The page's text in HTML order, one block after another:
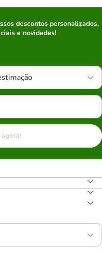
descontos personalizados,
e novidades!